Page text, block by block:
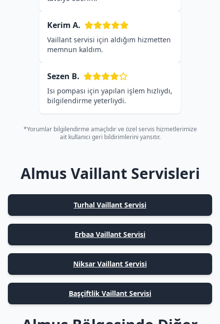
Kerim A.
Vaillant servisi için aldığım hizmetten
memnun kaldım.
Sezen B.
Isı pompası için yapılan işlem hızlıydı,
bilgilendirme yeterliydi.
*Yorumlar bilgilendirme amaçlıdır ve özel servis hizmetlerimize
ait kullanıcı geri bildirimlerini yansıtır.
Almus Vaillant Servisleri
Turhal Vaillant Servisi
Erbaa Vaillant Servisi
Niksar Vaillant Servisi
Başçiftlik Vaillant Servisi